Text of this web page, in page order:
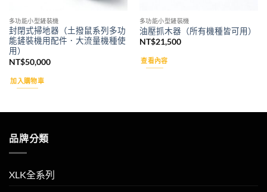
多功能小型鏟裝機
封閉式掃地器（土撥鼠系列多功
能鏟裝機用配件．大流量機種使
用）
NT$50,000
加入購物車
多功能小型鏟裝機
油壓抓木器（所有機種皆可用）
NT$21,500
查看內容
品牌分類
XLK全系列